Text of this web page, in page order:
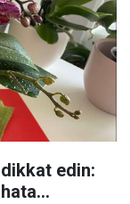
edin: